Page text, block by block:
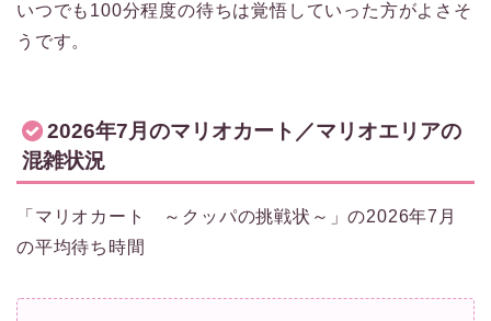
いつでも100分程度の待ちは覚悟していった方がよさそ
うです。
2026年7月のマリオカート／マリオエリアの
混雑状況
「マリオカート ～クッパの挑戦状～」の2026年7月
の平均待ち時間